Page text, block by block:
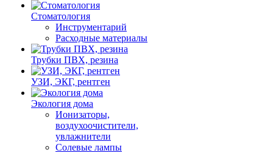
Стоматология
Инструментарий
Расходные материалы
Трубки ПВХ, резина
УЗИ, ЭКГ, рентген
Экология дома
Ионизаторы,
воздухоочистители,
увлажнители
Солевые лампы